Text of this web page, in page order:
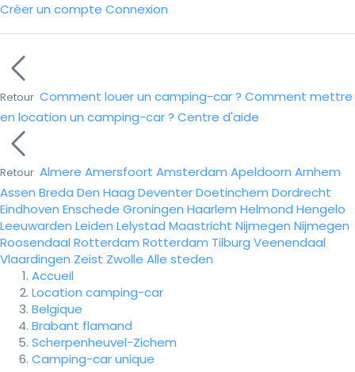
Créer un compte Connexion
Retour Comment louer un camping-car ? Comment mettre
en location un camping-car ? Centre d'aide
Retour Almere Amersfoort Amsterdam Apeldoorn Arnhem
Assen Breda Den Haag DeventerDoetinchem Dordrecht
Eindhoven Enschede Groningen Haarlem Helmond Hengelo
Leeuwarden Leiden Lelystad Maastricht Nijmegen Nijmegen
Roosendaal Rotterdam Rotterdam Tilburg Veenendaal
Vlaardingen Zeist Zwolle Alle steden
Accueil
Location camping-car
Belgique
Brabant flamand
Scherpenheuvel-Zichem
Camping-car unique